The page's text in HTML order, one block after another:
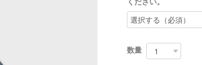
ください。
数量